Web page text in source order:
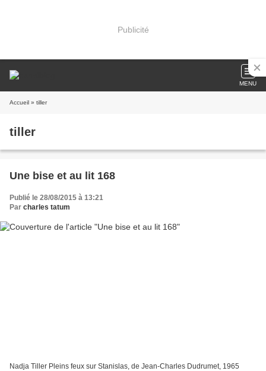
Publicité
MENU
Accueil » tiller
tiller
Une bise et au lit 168
Publié le 28/08/2015 à 13:21
Par charles tatum
Nadja Tiller Pleins feux sur Stanislas, de Jean-Charles Dudrumet, 1965